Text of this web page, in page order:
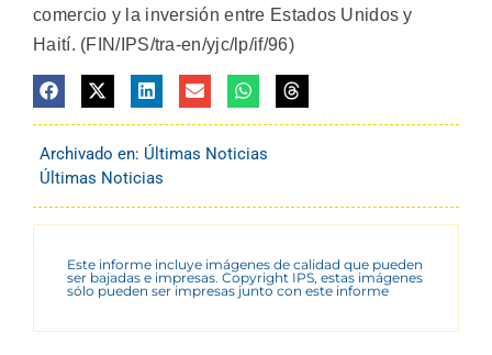
comercio y la inversión entre Estados Unidos y
Haití. (FIN/IPS/tra-en/yjc/lp/if/96)
Archivado en: Últimas Noticias
Últimas Noticias
Este informe incluye imágenes de calidad que pueden
ser bajadas e impresas. Copyright IPS, estas imágenes
sólo pueden ser impresas junto con este informe